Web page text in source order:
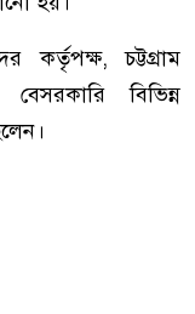
কর্তৃপক্ষ, চট্টগ্রাম
বিভিন্ন